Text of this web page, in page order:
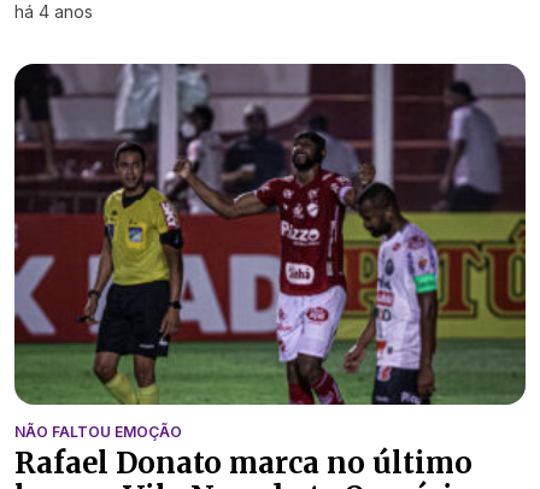
há 4 anos
NÃO FALTOU EMOÇÃO
Rafael Donato marca no último